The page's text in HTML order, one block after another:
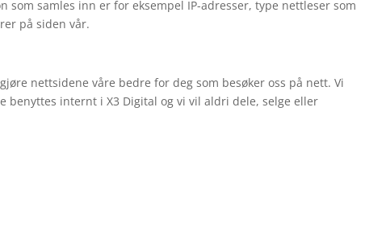
samles inn er for eksempel IP-adresser, type nettleser som
på siden vår.
nettsidene våre bedre for deg som besøker oss på nett. Vi
internt i X3 Digital og vi vil aldri dele, selge eller